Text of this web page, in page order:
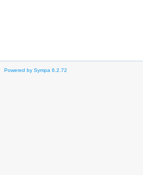
Powered by Sympa 6.2.72